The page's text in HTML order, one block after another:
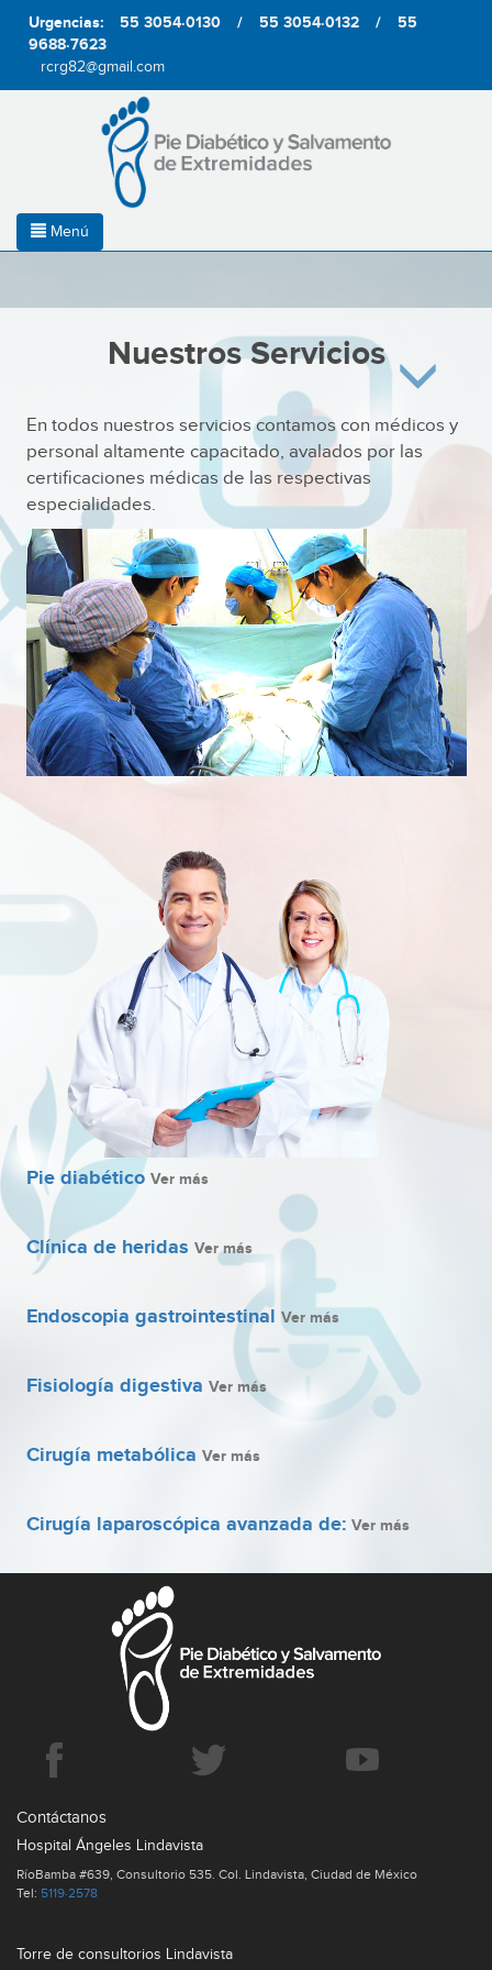
Urgencias: 55 3054·0130 / 55 3054·0132 /
55
9688·7623
rcrg82@gmail.com
Menú
Nuestros Servicios
En todos nuestros servicios contamos con médicos y
personal altamente capacitado, avalados por las
certificaciones médicas de las respectivas
especialidades.
Pie diabético Ver más
Clínica de heridas Ver más
Endoscopia gastrointestinal Ver más
Fisiología digestiva Ver más
Cirugía metabólica Ver más
Cirugía laparoscópica avanzada de: Ver más
Consulta de especialidades médicas
Contáctanos
Hospital Ángeles Lindavista
RíoBamba #639, Consultorio 535. Col. Lindavista, Ciudad de México
Tel: 5119·2578
Torre de consultorios Lindavista